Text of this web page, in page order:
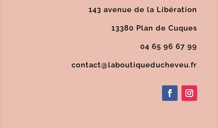
143 avenue de la Libération
13380 Plan de Cuques
04 65 96 67 99
contact@laboutiqueducheveu.fr